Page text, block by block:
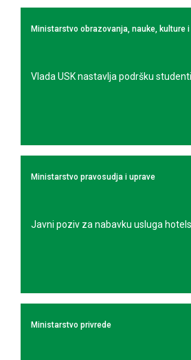
Ministarstvo obrazovanja, nauke, kulture
Vlada USK nastavlja podršku
Ministarstvo pravosudja i uprave
Javni poziv za nabavku usluga
Ministarstvo privrede